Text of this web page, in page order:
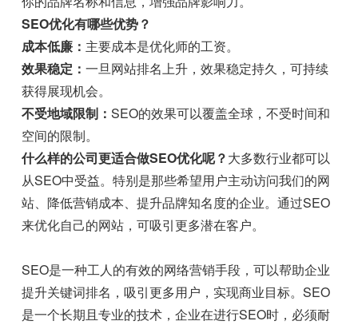
SEO优化有哪些优势？
成本低廉： 主要成本是优化师的工资。
效果稳定：一旦网站排名上升，效果稳定持久，可持续
获得展现机会。
不受地域限制：SEO的效果可以覆盖全球，不受时间和
空间的限制。
什么样的公司更适合做SEO优化呢？大多数行业都可以
从SEO中受益。特别是那些希望用户主动访问我们的网
站、降低营销成本、提升品牌知名度的企业。通过SEO
来优化自己的网站，可吸引更多潜在客户。
SEO是一种工人的有效的网络营销手段，可以帮助企业
提升关键词排名，吸引更多用户，实现商业目标。SEO
是一个长期且专业的技术，企业在进行SEO时，必须耐